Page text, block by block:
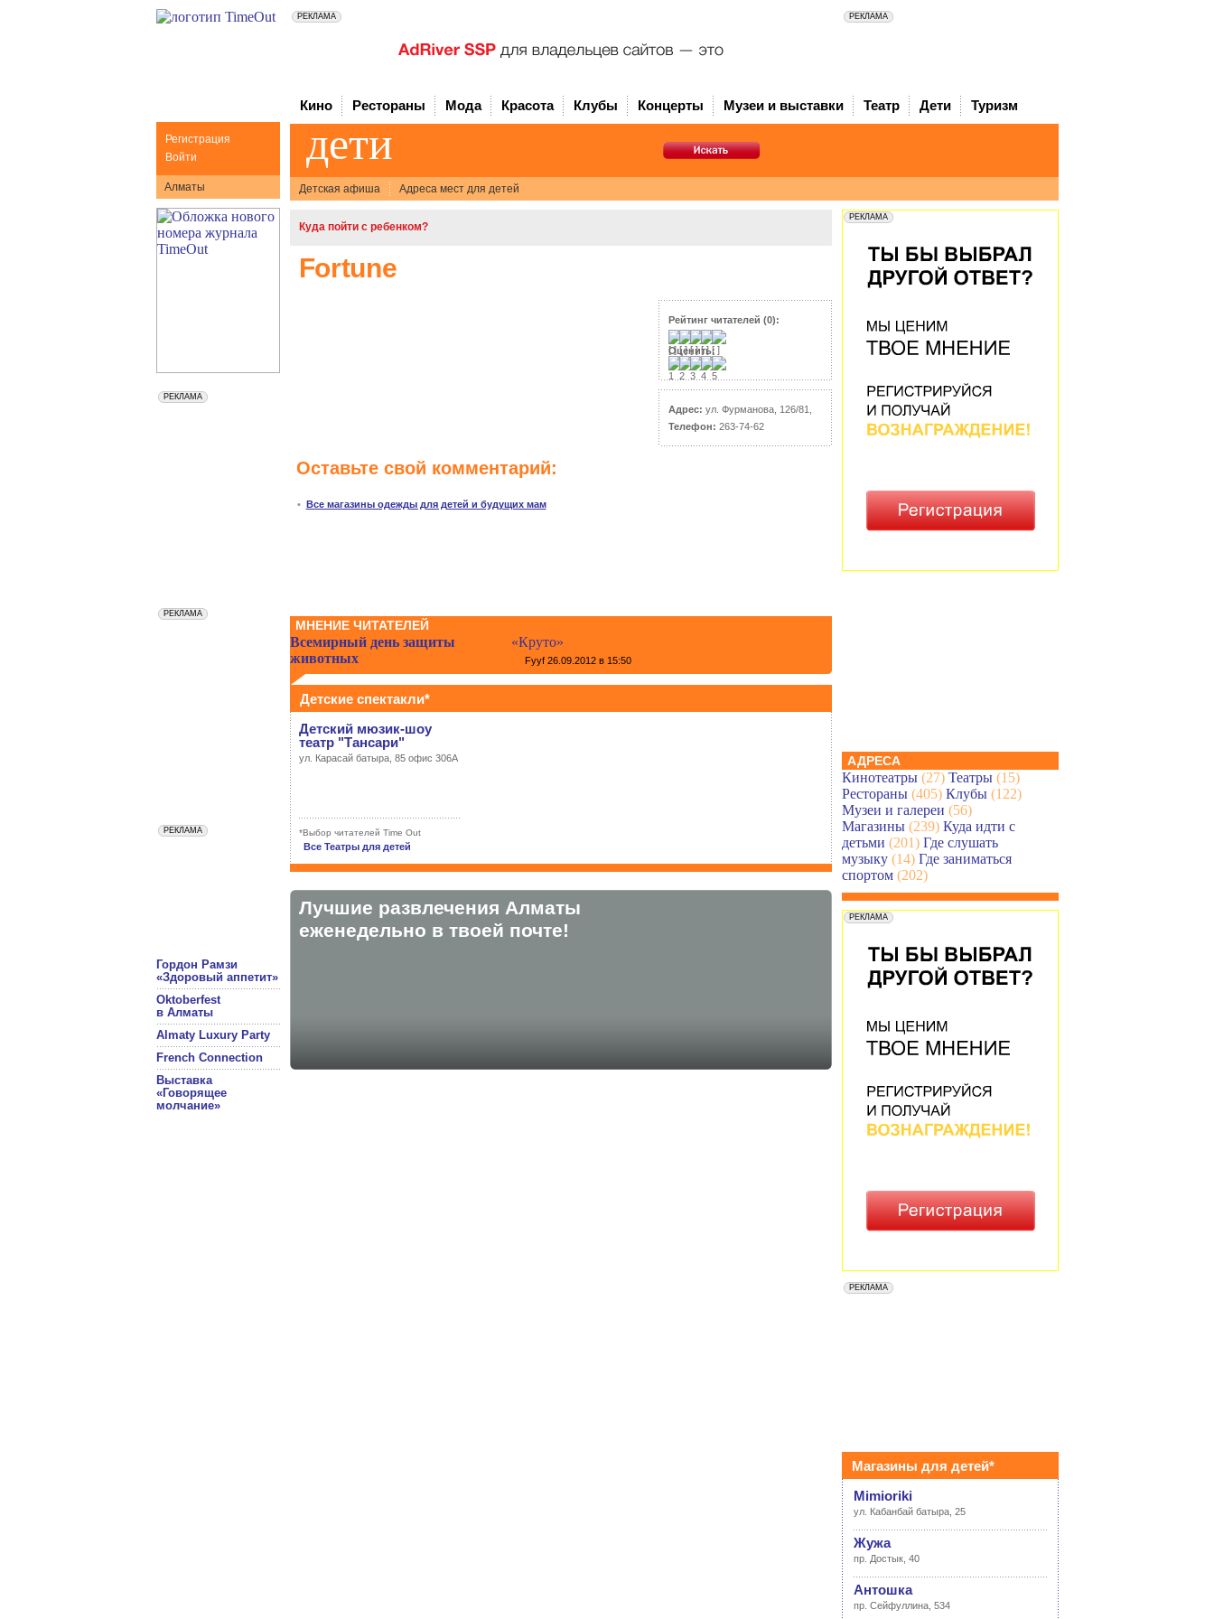
Регистрация
Войти
Алматы
Гордон Рамзи
«Здоровый аппетит»
Oktoberfest
в Алматы
Almaty Luxury Party
French Connection
Выставка
«Говорящее
молчание»
Кино Рестораны Мода Красота Клубы Концерты Музеи и выставки Театр Дети Туризм
дети
Детская афиша Адреса мест для детей
Куда пойти с ребенком?
Fortune
Рейтинг читателей (0):
Оценить:
Адрес: ул. Фурманова, 126/81,
Телефон: 263-74-62
Оставьте свой комментарий:
• Все магазины одежды для детей и будущих мам
МНЕНИЕ ЧИТАТЕЛЕЙ
Всемирный день защиты
животных
«Круто»
Fyyf26.09.2012 в 15:50
Детские спектакли*
Детский мюзик-шоу
театр "Тансари"
ул. Карасай батыра, 85 офис 306А
*Выбор читателей Time Out
Все Театры для детей
Лучшие развлечения Алматы
eженедельно в твоей почте!
АДРЕСА
Кинотеатры(27) Театры(15)
Рестораны(405) Клубы(122)
Музеи и галереи (56)
Магазины(239) Куда идти с
детьми (201) Где слушать
музыку(14) Где заниматься
спортом(202)
Магазины для детей*
Mimioriki
ул. Кабанбай батыра, 25
Жужа
пр. Достык, 40
Антошка
пр. Сейфуллина, 534